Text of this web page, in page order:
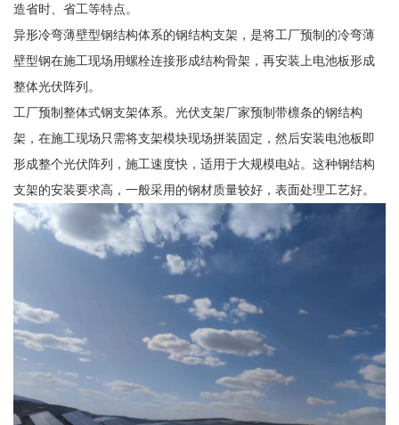
造省时、省工等特点。
异形冷弯薄壁型钢结构体系的钢结构支架，是将工厂预制的冷弯薄
壁型钢在施工现场用螺栓连接形成结构骨架，再安装上电池板形成
整体光伏阵列。
工厂预制整体式钢支架体系。光伏支架厂家预制带檩条的钢结构
架，在施工现场只需将支架模块现场拼装固定，然后安装电池板即
形成整个光伏阵列，施工速度快，适用于大规模电站。这种钢结构
支架的安装要求高，一般采用的钢材质量较好，表面处理工艺好。